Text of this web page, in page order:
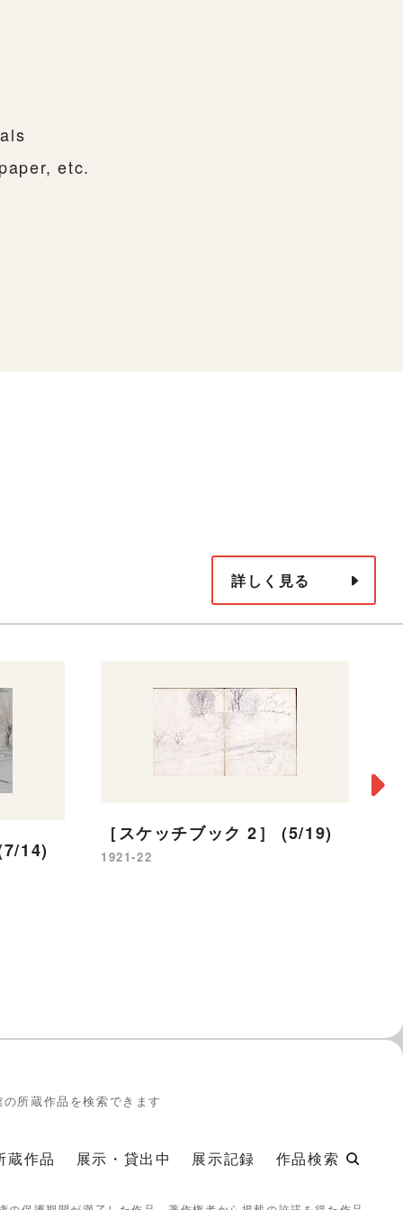
etc.
詳しく見る
14)
［スケッチブック 2］ (5/19)
1921-22
所蔵作品を検索できます
蔵作品 展示・貸出中 展示記録 作品検索